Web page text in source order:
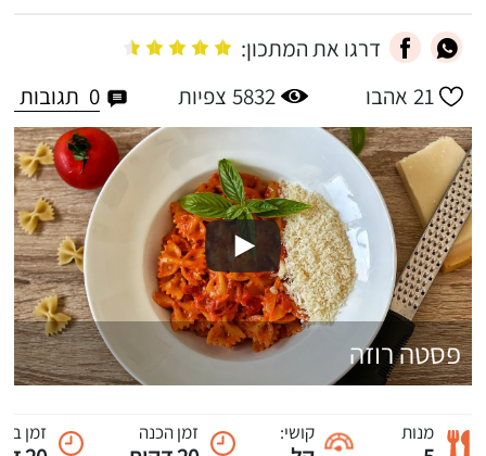
דרגו את המתכון:
21 אהבו 5832 צפיות 0 תגובות
פסטה רוזה
מנות קושי: זמן הכנה זמן